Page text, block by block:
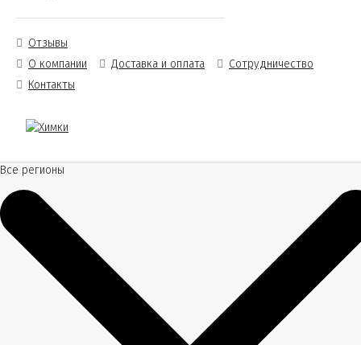
Отзывы
О компании
Доставка и оплата
Сотрудничество
Контакты
Все регионы